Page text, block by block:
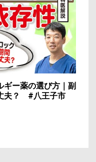
ギー薬の選び方｜副
夫？ #八王子市